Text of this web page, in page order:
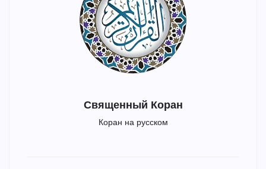
Священный Коран
Коран на русском